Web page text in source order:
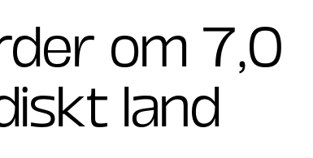
om 7,0
land